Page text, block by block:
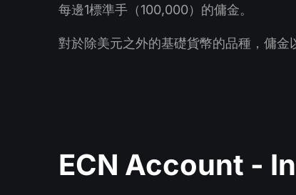
每邊1標準手（100,000）的傭金。
對於除美元之外的基礎貨幣的品種，傭
ECN Account -